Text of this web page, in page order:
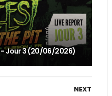
- Jour 3 (20/06/2026)
NEXT